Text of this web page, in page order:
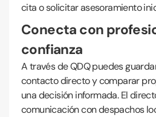
cita o solicitar asesoramiento
Conecta con
confianza
A través de QDQ puedes
contacto directo y comparar
una decisión informada. El
comunicación con despachos